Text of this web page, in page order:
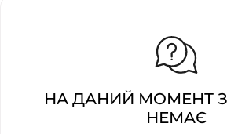
НА ДАНИЙ МОМЕНТ
НЕМАЄ